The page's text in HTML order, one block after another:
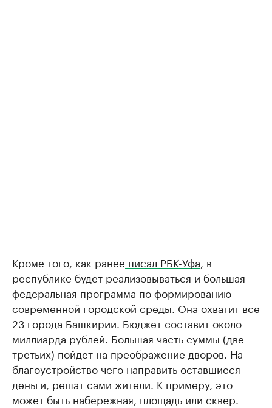
Кроме того, как ранее писал РБК-Уфа , в
республике будет реализовываться и большая
федеральная программа по формированию
современной городской среды. Она охватит все
23 города Башкирии. Бюджет составит около
миллиарда рублей. Большая часть суммы (две
третьих) пойдет на преображение дворов. На
благоустройство чего направить оставшиеся
деньги, решат сами жители. К примеру, это
может быть набережная, площадь или сквер.